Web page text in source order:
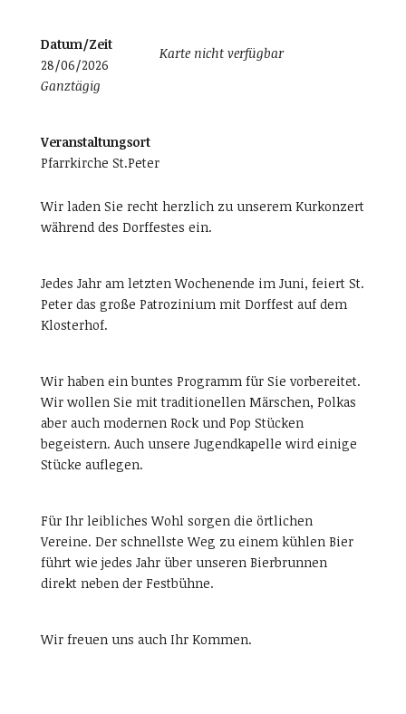
Datum/Zeit
28/06/2026
Ganztägig
Veranstaltungsort
Pfarrkirche St.Peter
Karte nicht verfügbar
Wir laden Sie recht herzlich zu unserem Kurkonzert
während des Dorffestes ein.
Jedes Jahr am letzten Wochenende im Juni, feiert St.
Peter das große Patrozinium mit Dorffest auf dem
Klosterhof.
Wir haben ein buntes Programm für Sie vorbereitet.
Wir wollen Sie mit traditionellen Märschen, Polkas
aber auch modernen Rock und Pop Stücken
begeistern. Auch unsere Jugendkapelle wird einige
Stücke auflegen.
Für Ihr leibliches Wohl sorgen die örtlichen
Vereine. Der schnellste Weg zu einem kühlen Bier
führt wie jedes Jahr über unseren Bierbrunnen
direkt neben der Festbühne.
Wir freuen uns auch Ihr Kommen.